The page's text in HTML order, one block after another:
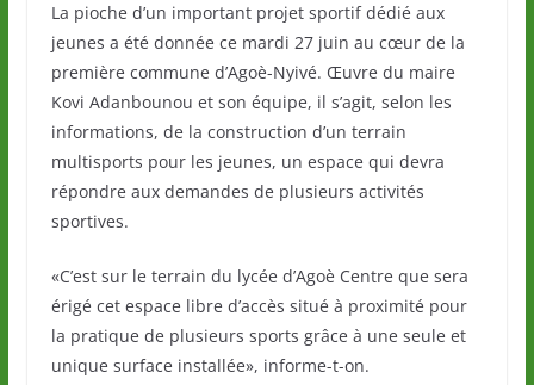
La pioche d’un important projet sportif dédié aux
jeunes a été donnée ce mardi 27 juin au cœur de la
première commune d’Agoè-Nyivé. Œuvre du maire
Kovi Adanbounou et son équipe, il s’agit, selon les
informations, de la construction d’un terrain
multisports pour les jeunes, un espace qui devra
répondre aux demandes de plusieurs activités
sportives.
«C’est sur le terrain du lycée d’Agoè Centre que sera
érigé cet espace libre d’accès situé à proximité pour
la pratique de plusieurs sports grâce à une seule et
unique surface installée», informe-t-on.